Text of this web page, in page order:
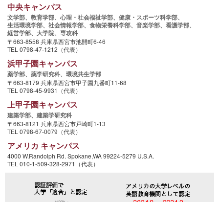
中央キャンパス
文学部、 教育学部、 心理・社会福祉学部、 健康・スポーツ科学部、
生活環境学部、 社会情報学部、 食物栄養科学部、 音楽学部、 看護学部、
経営学部、 大学院、 専攻科
〒663-8558 兵庫県西宮市池開町6-46
TEL 0798-47-1212（代表）
浜甲子園キャンパス
薬学部、 薬学研究科、 環境共生学部
〒663-8179 兵庫県西宮市甲子園九番町11-68
TEL 0798-45-9931（代表）
上甲子園キャンパス
建築学部、 建築学研究科
〒663-8121 兵庫県西宮市戸崎町1-13
TEL 0798-67-0079（代表）
アメリカ キャンパス
4000 W.Randolph Rd. Spokane,WA 99224-5279 U.S.A.
TEL 010-1-509-328-2971（代表）